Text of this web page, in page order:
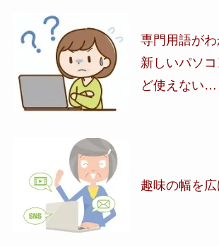
専門用語が
新しいパソ
ど使えない…
趣味の幅を